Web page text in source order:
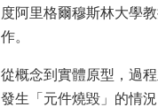
度阿里格爾穆斯林大學
作。
從概念到實體原型，過
發生「元件燒毀」的情